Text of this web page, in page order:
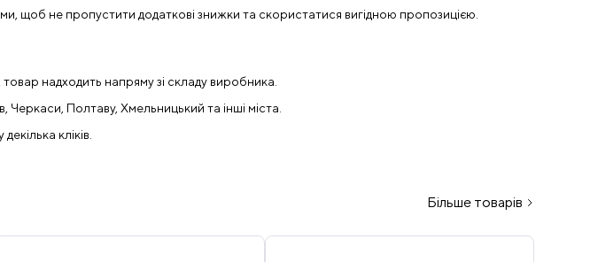
щоб не пропустити додаткові знижки та скористатися вигідною пропозицією.
надходить напряму зі складу виробника.
Черкаси, Полтаву, Хмельницький та інші міста.
кліків.
Більше товарів